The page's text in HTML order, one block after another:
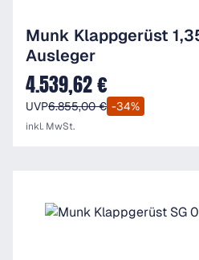
Munk Klappgerüst
Ausleger
Verkaufspreis:
4.539,62 €
UVP6.855,00 € -34%
inkl. MwSt.